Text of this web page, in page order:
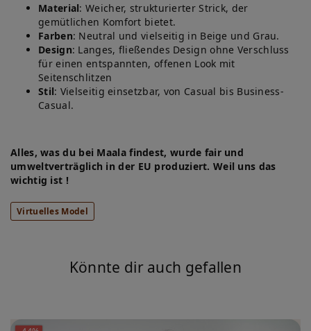
Material: Weicher, strukturierter Strick, der
gemütlichen Komfort bietet.
Farben: Neutral und vielseitig in Beige und Grau.
Design: Langes, fließendes Design ohne Verschluss
für einen entspannten, offenen Look mit
Seitenschlitzen
Stil: Vielseitig einsetzbar, von Casual bis Business-
Casual.
Alles, was du bei Maala findest, wurde fair und
umweltverträglich in der EU produziert. Weil uns das
wichtig ist !
Virtuelles Model
Könnte dir auch gefallen